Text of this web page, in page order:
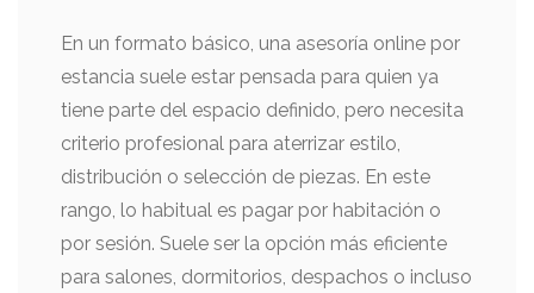
En un formato básico, una asesoría online por
estancia suele estar pensada para quien ya
tiene parte del espacio definido, pero necesita
criterio profesional para aterrizar estilo,
distribución o selección de piezas. En este
rango, lo habitual es pagar por habitación o
por sesión. Suele ser la opción más eficiente
para salones, dormitorios, despachos o incluso